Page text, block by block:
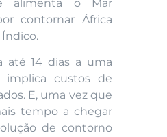
alimenta o Mar
contornar África
até 14 dias a uma
custos de
E, uma vez que
tempo a chegar
de contorno